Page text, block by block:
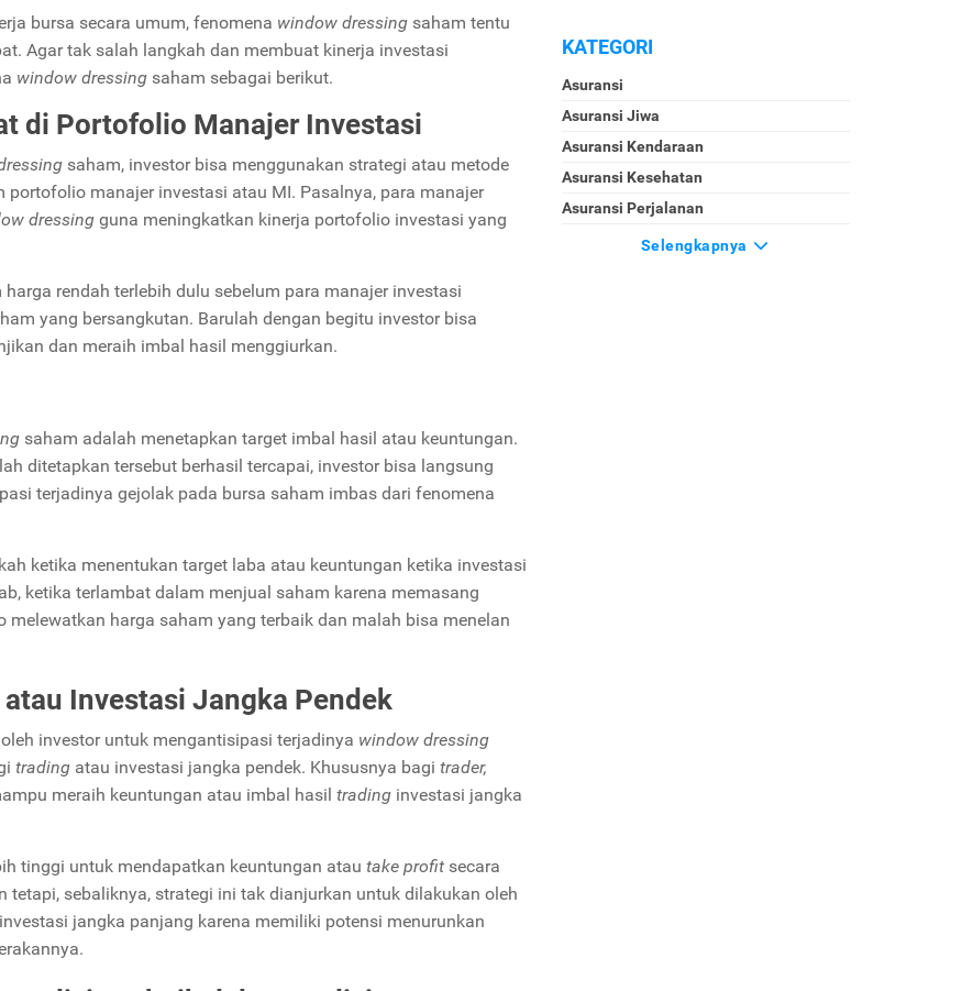
bursa secara umum, fenomena window dressing saham tentu
Agar tak salah langkah dan membuat kinerja investasi
window dressing saham sebagai berikut.
di Portofolio Manajer Investasi
saham, investor bisa menggunakan strategi atau metode
manajer investasi atau MI. Pasalnya, para manajer
dressing guna meningkatkan kinerja portofolio investasi yang
rendah terlebih dulu sebelum para manajer investasi
yang bersangkutan. Barulah dengan begitu investor bisa
dan meraih imbal hasil menggiurkan.
saham adalah menetapkan target imbal hasil atau keuntungan.
ditetapkan tersebut berhasil tercapai, investor bisa langsung
terjadinya gejolak pada bursa saham imbas dari fenomena
ketika menentukan target laba atau keuntungan ketika investasi
ketika terlambat dalam menjual saham karena memasang
harga saham yang terbaik dan malah bisa menelan
atau Investasi Jangka Pendek
investor untuk mengantisipasi terjadinya window dressing
trading atau investasi jangka pendek. Khususnya bagi trader,
meraih keuntungan atau imbal hasil trading investasi jangka
tinggi untuk mendapatkan keuntungan atau take profit secara
sebaliknya, strategi ini tak dianjurkan untuk dilakukan oleh
jangka panjang karena memiliki potensi menurunkan
KATEGORI
Asuransi
Asuransi Jiwa
Asuransi Kendaraan
Asuransi Kesehatan
Asuransi Perjalanan
Selengkapnya